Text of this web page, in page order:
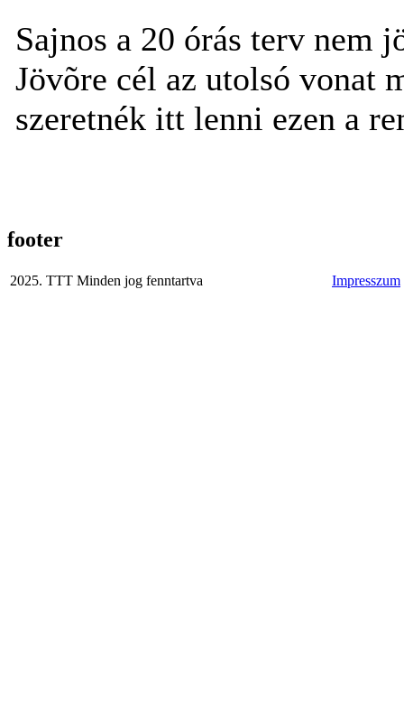
Sajnos a 20 órás terv nem
Jövõre cél az utolsó vonat
szeretnék itt lenni ezen a
footer
2025. TTT Minden jog fenntartva Impresszum